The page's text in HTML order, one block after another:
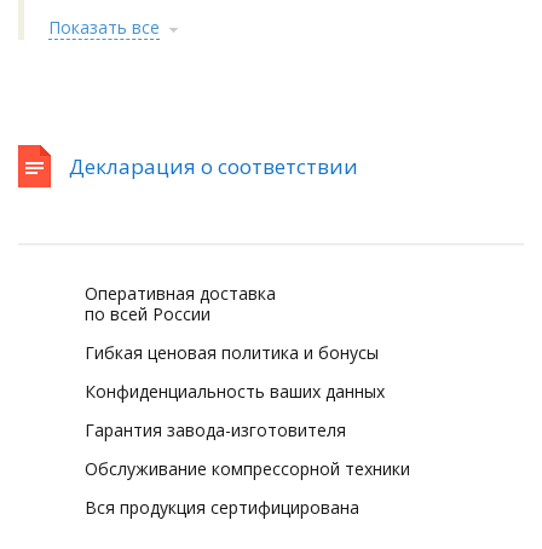
Показать все
Декларация о соответствии
Оперативная доставка
по всей России
Гибкая ценовая политика и бонусы
Конфиденциальность ваших данных
Гарантия завода-изготовителя
Обслуживание компрессорной техники
Вся продукция сертифицирована